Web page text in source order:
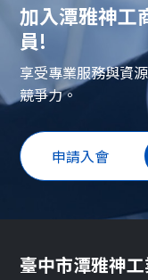
加入潭雅神工
員!
享受專業服務與資
競爭力。
申請入會
臺中市潭雅神